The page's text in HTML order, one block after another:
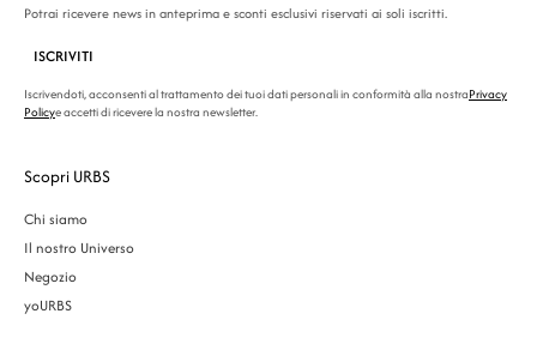
Potrai ricevere news in anteprima e sconti esclusivi riservati ai soli iscritti.
ISCRIVITI
Iscrivendoti, acconsenti al trattamento dei tuoi dati personali in conformità alla nostraPrivacy
Policye accetti di ricevere la nostra newsletter.
Scopri URBS
Chi siamo
Il nostro Universo
Negozio
yoURBS